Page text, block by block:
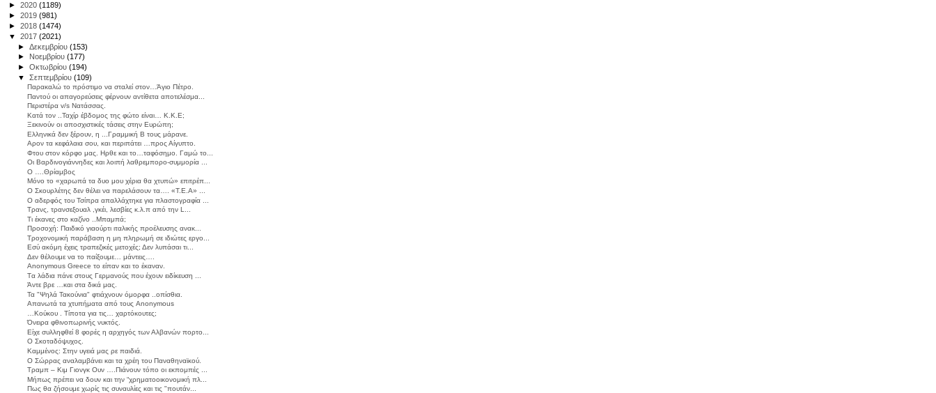
►2020(1189)
►2019(981)
►2018(1474)
▼2017(2021)
►Δεκεμβρίου(153)
► Νοεμβρίου(177)
►Οκτωβρίου(194)
▼Σεπτεμβρίου(109)
Παρακαλώ το πρόστιμο να σταλεί στον…Άγιο Πέτρο.
Παντού οι απαγορεύσεις φέρνουν αντίθετα αποτελέσμα...
Περιστέρα v/s Νατάσσας.
Κατά τον ..Ταχίρ έβδομος της φώτο είναι… Κ.Κ.Ε;
Ξεκινούν οι αποσχιστικές τάσεις στην Ευρώπη;
Ελληνικά δεν ξέρουν, η ...Γραμμική Β τους μάρανε.
Aρον τα κεφάλαια σου, και περιπάτει …προς Αίγυπτο.
Φτου στον κόρφο μας. Ηρθε και το…ταφόσημο. Γαμώ το...
Οι Βαρδινογιάννηδες και λοιπή λαθρεμπορο-συμμορία ...
Ο ….Θρίαμβος
Μόνο το «χαρωπά τα δυο μου χέρια θα χτυπώ» επιτρέπ...
Ο Σκουρλέτης δεν θέλει να παρελάσουν τα…. «Τ.Ε.Α» ...
Ο αδερφός του Τσίπρα απαλλάχτηκε για πλαστογραφία ...
Τρανς, τρανσεξουαλ ,γκέι, λεσβίες κ.λ.π από την L...
Tι έκανες στο καζίνο ..Μπαμπά;
Προσοχή: Παιδικό γιαούρτι ιταλικής προέλευσης ανακ...
Τροχονομική παράβαση η μη πληρωμή σε ιδιώτες εργο...
Εσύ ακόμη έχεις τραπεζικές μετοχές; Δεν λυπάσαι τι...
Δεν θέλουμε να το παίξουμε… μάντεις….
Anonymous Greece το είπαν και το έκαναν.
Tα λάδια πάνε στους Γερμανούς που έχουν ειδίκευση ...
Άντε βρε …και στα δικά μας.
Τα "Ψηλά Τακούνια" φτιάχνουν όμορφα ..οπίσθια.
Απανωτά τα χτυπήματα από τους Anonymous
…Κούκου . Tίποτα για τις… χαρτόκουτες;
Όνειρα φθινοπωρινής νυκτός.
Είχε συλληφθεί 8 φορές η αρχηγός των Αλβανών πορτο...
O Σκοταδόψυχος.
Καμμένος: Στην υγειά μας ρε παιδιά.
O Σώρρας αναλαμβάνει και τα χρέη του Παναθηναϊκού.
Τραμπ – Κιμ Γιονγκ Ουν ….Πιάνουν τόπο οι εκπομπές ...
Μήπως πρέπει να δουν και την “χρηματοοικονομική πλ...
Πως θα ζήσουμε χωρίς τις συναυλίες και τις "πουτάν...